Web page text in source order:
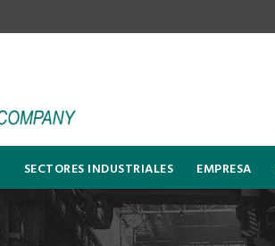
SECTORES INDUSTRIALES EMPRESA